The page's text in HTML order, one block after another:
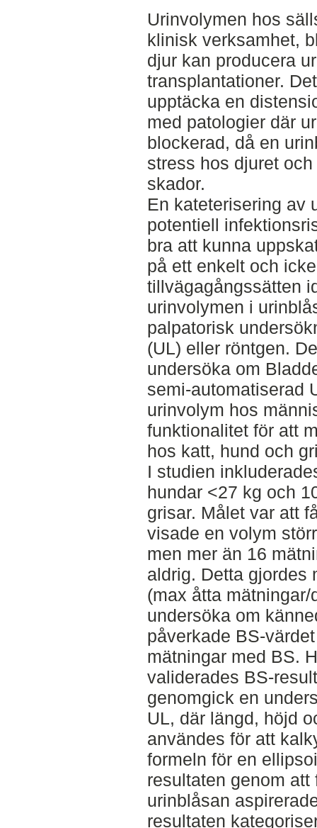
Urinvolymen hos
klinisk verksamhet,
djur kan producera
transplantationer.
upptäcka en
med patologier där
blockerad, då en
stress hos djuret
skador.
En kateterisering av
potentiell
bra att kunna
på ett enkelt och
tillvägagångssätten
urinvolymen i
palpatorisk
(UL) eller röntgen.
undersöka om
semi-automatiserad
urinvolym hos
funktionalitet för att
hos katt, hund och
I studien
hundar <27 kg och
grisar. Målet var att
visade en volym
men mer än 16
aldrig. Detta gjordes
(max åtta
undersöka om
påverkade BS-
mätningar med BS.
validerades BS-
genomgick en
UL, där längd, höjd
användes för att
formeln för en
resultaten genom
urinblåsan
resultaten